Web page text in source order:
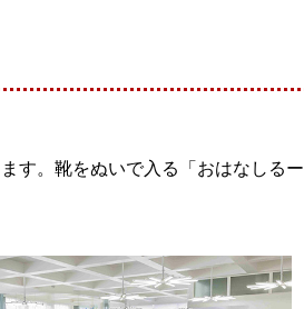
す。靴をぬいで入る「おはなしるー